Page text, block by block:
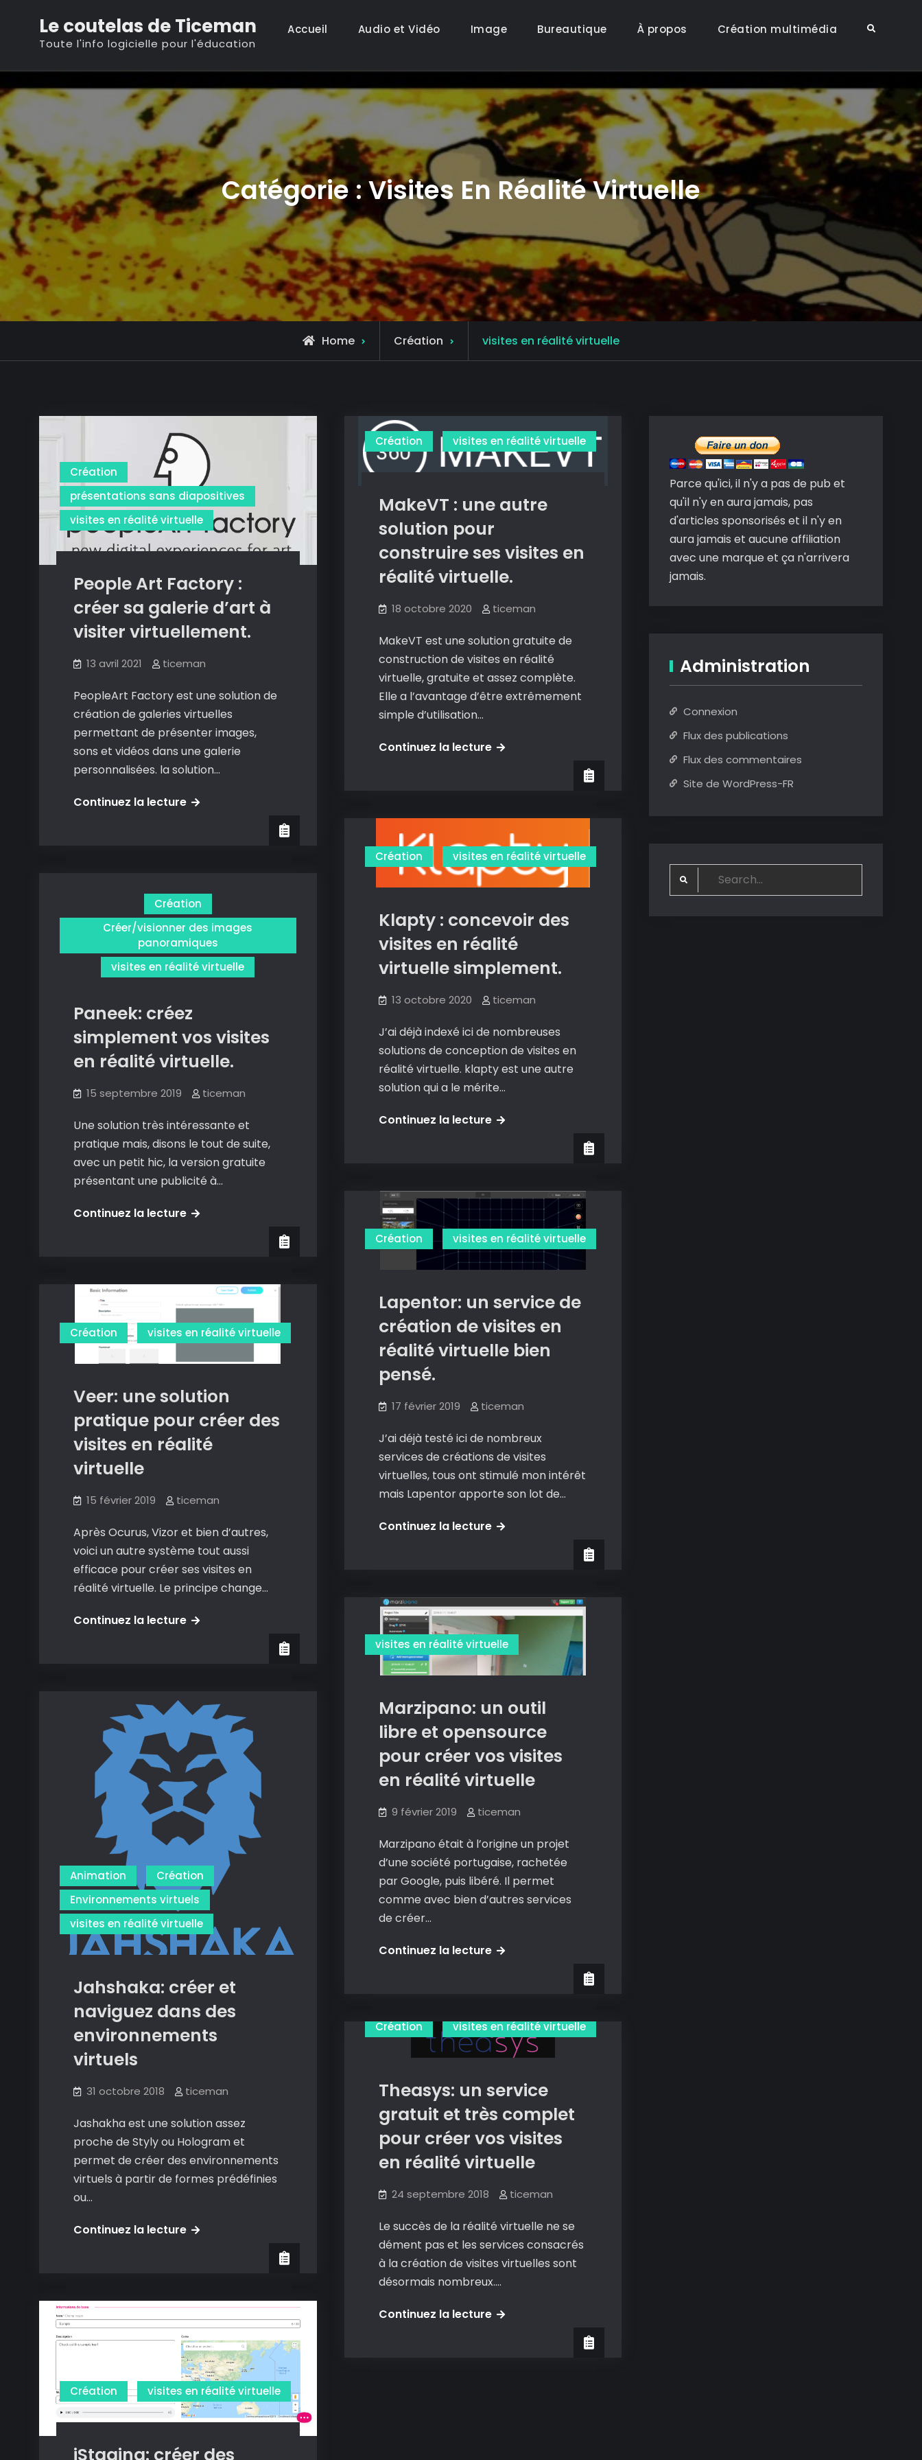
content
Le coutelas de Ticeman
Toute l'info logicielle pour l'éducation
Accueil Audio et Vidéo Image Bureautique À propos Création multimédia Search
Catégorie :Visites En Réalité Virtuelle
Home Création
Archive
for
visites en réalité virtuelle
Création
présentations sans diapositives
visites en réalité virtuelle
People Art Factory :
créer sa galerie d’art à
visiter virtuellement.
13 avril 2021 ticeman
PeopleArt Factory est une solution de
création de galeries virtuelles
permettant de présenter images,
sons et vidéos dans une galerie
personnalisées. la solution…
Continuez la lecturePeople
sa
galerie
d’art
à
visiter
Création visites en réalité virtuelle
MakeVT : une autre
solution pour
construire ses visites en
réalité virtuelle.
18 octobre 2020 ticeman
MakeVT est une solution gratuite de
construction de visites en réalité
virtuelle, gratuite et assez complète.
Elle a l’avantage d’être extrêmement
simple d’utilisation…
Continuez la lectureMakeVT
solution
pour
construire
ses
en
virtuelle.
Création visites en réalité virtuelle
Klapty : concevoir des
visites en réalité
virtuelle simplement.
13 octobre 2020 ticeman
J’ai déjà indexé ici de nombreuses
solutions de conception de visites en
réalité virtuelle. klapty est une autre
solution qui a le mérite…
Continuez la lectureKlapty
visites
en
réalité
virtuelle
simplement.
Création
Créer/visionner des images
panoramiques
visites en réalité virtuelle
Paneek: créez
simplement vos visites
en réalité virtuelle.
15 septembre 2019 ticeman
Une solution très intéressante et
pratique mais, disons le tout de suite,
avec un petit hic, la version gratuite
présentant une publicité à…
Continuez la lecturePaneek:
visites
en
réalité
virtuelle.
Création visites en réalité virtuelle
Lapentor: un service de
création de visites en
réalité virtuelle bien
pensé.
17 février 2019 ticeman
J’ai déjà testé ici de nombreux
services de créations de visites
virtuelles, tous ont stimulé mon intérêt
mais Lapentor apporte son lot de…
Continuez la lectureLapentor:
création
de
visites
en
réalité
bien
pensé.
Création visites en réalité virtuelle
Veer: une solution
pratique pour créer des
visites en réalité
virtuelle
15 février 2019 ticeman
Après Ocurus, Vizor et bien d’autres,
voici un autre système tout aussi
efficace pour créer ses visites en
réalité virtuelle. Le principe change…
Continuez la lectureVeer:
créer
des
visites
en
réalité
virtuelle
visites en réalité virtuelle
Marzipano: un outil
libre et opensource
pour créer vos visites
en réalité virtuelle
9 février 2019 ticeman
Marzipano était à l’origine un projet
d’une société portugaise, rachetée
par Google, puis libéré. Il permet
comme avec bien d’autres services
de créer…
Continuez la lectureMarzipano:
et
opensource
pour
vos
visites
en
réalité
virtuelle
Animation
Création
Environnements virtuels
visites en réalité virtuelle
Jahshaka: créer et
naviguez dans des
environnements
virtuels
31 octobre 2018 ticeman
Jashakha est une solution assez
proche de Styly ou Hologram et
permet de créer des environnements
virtuels à partir de formes prédéfinies
ou…
Continuez la lectureJahshaka:
dans
des
environnements
virtuels
Création visites en réalité virtuelle
Theasys: un service
gratuit et très complet
pour créer vos visites
en réalité virtuelle
24 septembre 2018 ticeman
Le succès de la réalité virtuelle ne se
dément pas et les services consacrés
à la création de visites virtuelles sont
désormais nombreux.…
Continuez la lectureTheasys:
Création visites en réalité virtuelle
iStaging: créer des
Parce qu'ici, il n'y a pas de pub et
qu'il n'y en aura jamais, pas
d'articles sponsorisés et il n'y en
aura jamais et aucune affiliation
avec une marque et ça n'arrivera
jamais.
Administration
Connexion
Flux des publications
Flux des commentaires
Site de WordPress-FR
Search
for: